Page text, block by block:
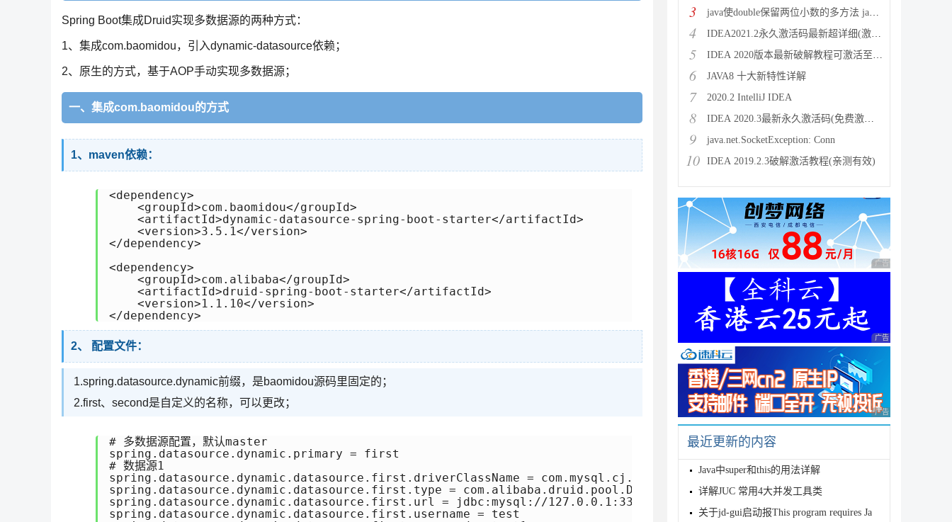
Spring Boot集成Druid实现多数据源的两种方式：
1、集成com.baomidou，引入dynamic-datasource依赖；
2、原生的方式，基于AOP手动实现多数据源；
一、集成com.baomidou的方式
1、maven依赖：
<dependency>
    <groupId>com.baomidou</groupId>
    <artifactId>dynamic-datasource-spring-boot-starter</artifactId>
    <version>3.5.1</version>
</dependency>
<dependency>
    <groupId>com.alibaba</groupId>
    <artifactId>druid-spring-boot-starter</artifactId>
    <version>1.1.10</version>
</dependency>
2、 配置文件：
1.spring.datasource.dynamic前缀，是baomidou源码里固定的；
2.first、second是自定义的名称，可以更改；
# 多数据源配置，默认master
spring.datasource.dynamic.primary = first
# 数据源1
spring.datasource.dynamic.datasource.first.driverClassName = com.mysql.cj.jdbc.Driver
spring.datasource.dynamic.datasource.first.type = com.alibaba.druid.pool.DruidDataSource
spring.datasource.dynamic.datasource.first.url = jdbc:mysql://127.0.0.1:3306/mp_dm?useUnicode=true&characterEncoding=UTF-
spring.datasource.dynamic.datasource.first.username = test
3 java使double保留两位小数的多方法 java保留两位
4 IDEA2021.2永久激活码最新超详细(激活到2099)
5 IDEA 2020版本最新破解教程可激活至2089
6 JAVA8 十大新特性详解
7 2020.2 IntelliJ IDEA
8 IDEA 2020.3最新永久激活码(免费激活到 209
9 java.net.SocketException: Conn
10 IDEA 2019.2.3破解激活教程(亲测有效)
广告 商业广告，理性
广告 商业广告，理性
广告 商业广告，理性
最近更新的内容
Java中super和this的用法详解
详解JUC 常用4大并发工具类
关于jd-gui启动报This program requires Ja